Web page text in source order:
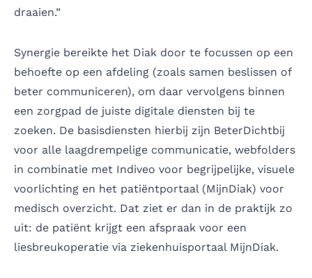
draaien.”
Synergie bereikte het Diak door te focussen op een
behoefte op een afdeling (zoals samen beslissen of
beter communiceren), om daar vervolgens binnen
een zorgpad de juiste digitale diensten bij te
zoeken. De basisdiensten hierbij zijn BeterDichtbij
voor alle laagdrempelige communicatie, webfolders
in combinatie met Indiveo voor begrijpelijke, visuele
voorlichting en het patiëntportaal (MijnDiak) voor
medisch overzicht. Dat ziet er dan in de praktijk zo
uit: de patiënt krijgt een afspraak voor een
liesbreukoperatie via ziekenhuisportaal MijnDiak.